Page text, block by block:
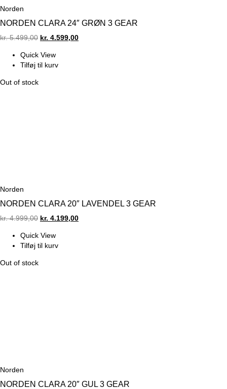
Norden
NORDEN CLARA 24″ GRØN 3 GEAR
kr.5.499,00 Original
was:
kr. 5.499,00.
kr. 4.599,00Current
Quick View
Tilføj til kurv
Out of stock
Norden
NORDEN CLARA 20″ LAVENDEL 3 GEAR
kr.4.999,00 Original
was:
kr. 4.999,00.
kr. 4.199,00Current
Quick View
Tilføj til kurv
Out of stock
Norden
NORDEN CLARA 20″ GUL 3 GEAR